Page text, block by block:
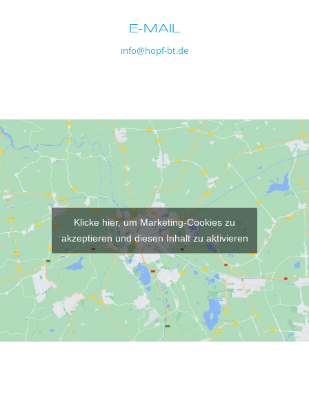
E-MAIL
info@hopf-bt.de
Klicke hier, um Marketing-Cookies zu
akzeptieren und diesen Inhalt zu aktivieren